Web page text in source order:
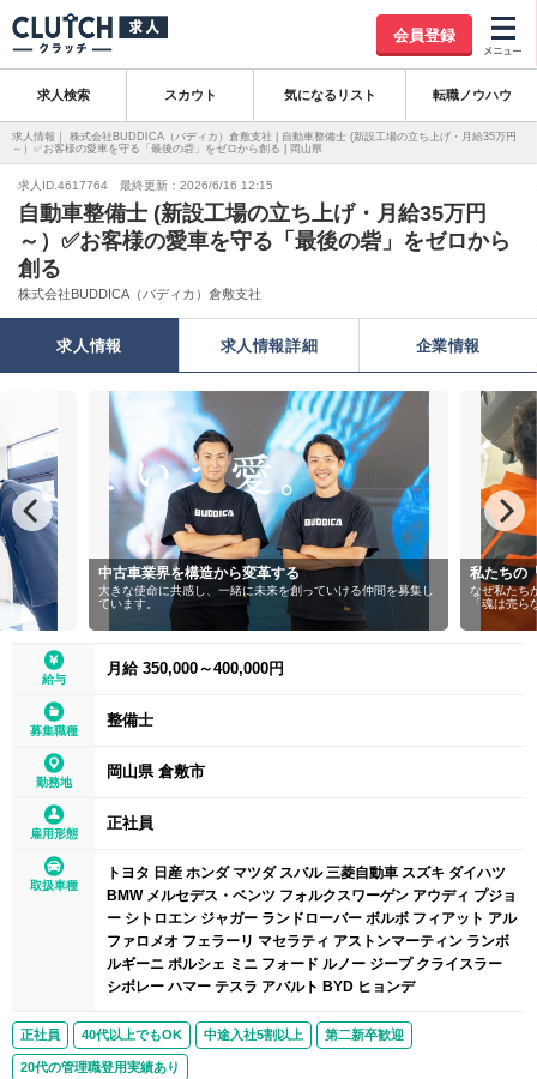
会員登録
求人検索 スカウト 気になるリスト 転職ノウハウ
求人情報｜ 株式会社BUDDICA（バディカ）倉敷支社 | 自動車整備士 (新設工場の立ち上げ・月給35万円
～）✅お客様の愛車を守る「最後の砦」をゼロから創る | 岡山県
求人ID.4617764 最終更新：2026/6/16 12:15
自動車整備士 (新設工場の立ち上げ・月給35万円
～）✅お客様の愛車を守る「最後の砦」をゼロから
創る
株式会社BUDDICA（バディカ）倉敷支社
求人情報 求人情報詳細 企業情報
中古車業界を構造から変革する
大きな使命に共感し、一緒に未来を創っていける仲間を募集し
ています。
私たちの
なぜ私たち
「魂は売
給与
月給 350,000～400,000円
募集職種
整備士
勤務地
岡山県 倉敷市
雇用形態
正社員
取扱車種
トヨタ 日産 ホンダ マツダ スバル 三菱自動車 スズキ ダイハツ
BMW メルセデス・ベンツ フォルクスワーゲン アウディ プジョ
ー シトロエン ジャガー ランドローバー ボルボ フィアット アル
ファロメオ フェラーリ マセラティ アストンマーティン ランボ
ルギーニ ポルシェ ミニ フォード ルノー ジープ クライスラー
シボレー ハマー テスラ アバルト BYD ヒョンデ
正社員 40代以上でもOK 中途入社5割以上 第二新卒歓迎
20代の管理職登用実績あり